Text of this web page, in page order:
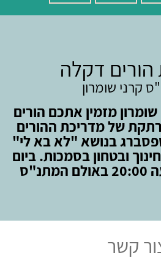
דקלה
קרני שומרון
מזמין אתכם הורים
של מדריכת ההורים
בנושא "לא בא לי"
ובטחון בסמכות. ביום
קשר